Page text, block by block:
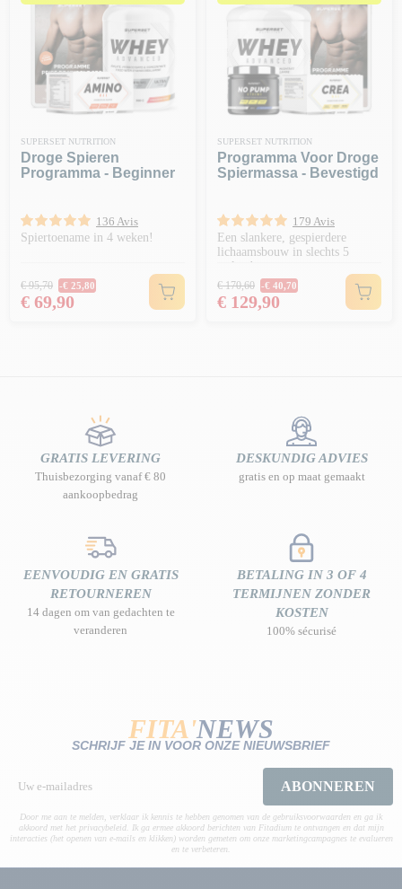
SUPERSET NUTRITION
Droge Spieren
Programma - Beginner
136 Avis
Spiertoename in 4 weken!
Normale prijs
€ 95,70 -€ 25,80
Prijs
€ 69,90
SUPERSET NUTRITION
Programma Voor Droge
Spiermassa - Bevestigd
179 Avis
Een slankere, gespierdere
lichaamsbouw in slechts 5
weken!
Normale prijs
€ 170,60 -€ 40,70
Prijs
€ 129,90
GRATIS LEVERING
Thuisbezorging vanaf € 80
aankoopbedrag
DESKUNDIG ADVIES
gratis en op maat gemaakt
EENVOUDIG EN GRATIS
RETOURNEREN
14 dagen om van gedachten te
veranderen
BETALING IN 3 OF 4
TERMIJNEN ZONDER
KOSTEN
100% sécurisé
FITA'NEWS
SCHRIJF JE IN VOOR ONZE NIEUWSBRIEF
ABONNEREN
Door me aan te melden, verklaar ik kennis te hebben genomen van de gebruiksvoorwaarden en ga ik
akkoord met het privacybeleid. Ik ga ermee akkoord berichten van Fitadium te ontvangen en dat mijn
interacties (het openen van e-mails en klikken) worden gemeten om onze marketingcampagnes te evalueren
en te verbeteren.